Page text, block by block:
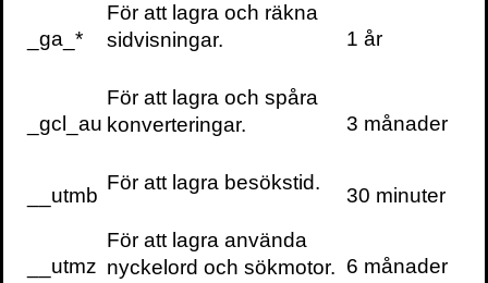
övertalas. Att bara ha rätt är sällan
tillräckligt, du måste också kunna övertala
Att lära sig konsten att ge upp. Du kan
inte är villig att lägga dagens
misslyckanden bakom dig.
Levitt och Dubner ser på världen från en
_ga_*
För att lagra och räkna
sidvisningar.
1 år
_gcl_au
För att lagra och spåra
konverteringar.
3 månader
__utmb
För att lagra besökstid.
30 minuter
__utmz
För att lagra använda
nyckelord och sökmotor. 6 månader